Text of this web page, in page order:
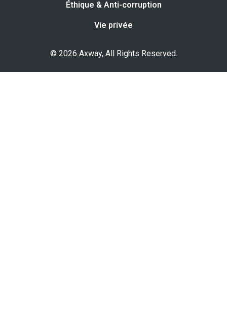
Éthique & Anti-corruption
Vie privée
© 2026 Axway, All Rights Reserved.